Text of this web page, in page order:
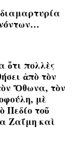
ὅτι πολλὲς
ἀπὸ τὸν
Ὄθωνα, τὸν
μὲ
Πεδίο τοῦ
Ζαΐμη καὶ